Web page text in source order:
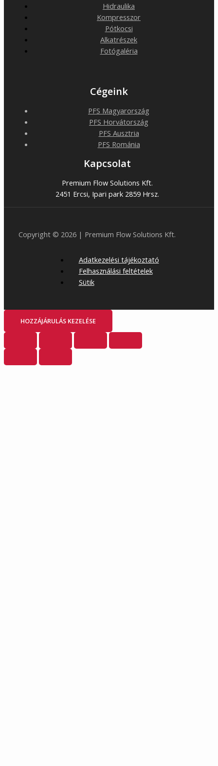
Hidraulika
Kompresszor
Pótkocsi
Alkatrészek
Fotógaléria
Cégeink
PFS Magyarország
PFS Horvátország
PFS Ausztria
PFS Románia
Kapcsolat
Premium Flow Solutions Kft.
2451 Ercsi, Ipari park 2859 Hrsz.
Copyright © 2026 | Premium Flow Solutions Kft.
Adatkezelési tájékoztató
Felhasználási feltételek
Sütik
HOZZÁJÁRULÁS KEZELÉSE